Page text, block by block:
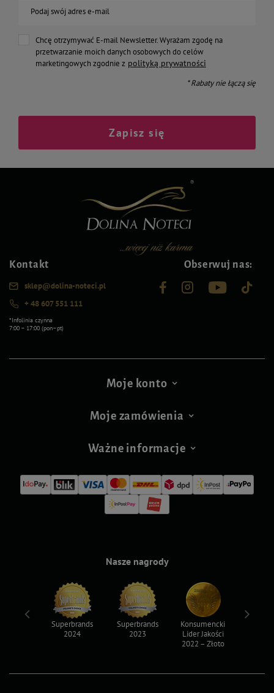
Podaj swój adres e-mail
Chcę otrzymywać E-mail Newsletter. Wyrażam zgodę na
przetwarzanie moich danych osobowych do celów
marketingowych zgodnie z polityką prywatności
* Rabaty nie łączą się
Zapisz się
Kontakt
sklep@dolina-noteci.pl
+ 48 607 551 111
*Infolinia czynna
7:00 – 17:00 (pon–pt)
Obserwuj nas:
Moje konto
Moje zamówienia
Ważne informacje
Nasze nagrody
Superbrands
2024
Superbrands
2023
Konsumencki
Lider Jakości
2022 – Złoto